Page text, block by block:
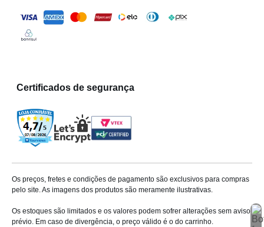
Certificados de segurança
Os preços, fretes e condições de pagamento são exclusivos para compras
pelo site. As imagens dos produtos são meramente ilustrativas.
Os estoques são limitados e os valores podem sofrer alterações sem aviso
prévio. Em caso de divergência, o preço válido é o do carrinho.